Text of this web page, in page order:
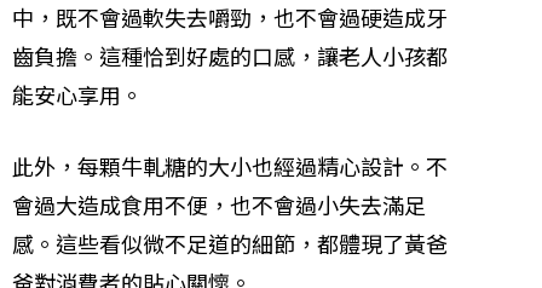
中，既不會過軟失去嚼勁，也不會過硬造成牙
齒負擔。這種恰到好處的口感，讓老人小孩都
能安心享用。
此外，每顆牛軋糖的大小也經過精心設計。不
會過大造成食用不便，也不會過小失去滿足
感。這些看似微不足道的細節，都體現了黃爸